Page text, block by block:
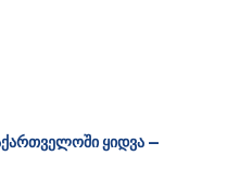
ყიდვა —